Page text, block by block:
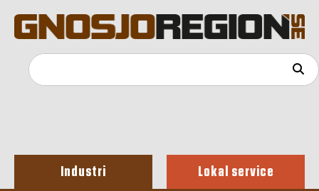
Industri Lokal service